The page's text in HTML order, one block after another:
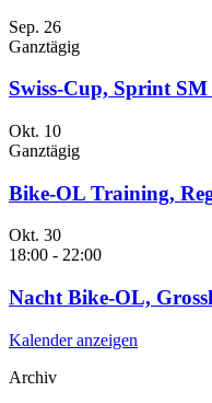
Sep. 26
Ganztägig
Swiss-Cup, Sprint
Okt. 10
Ganztägig
Bike-OL Training,
Okt. 30
18:00 - 22:00
Nacht Bike-OL,
Kalender anzeigen
Archiv